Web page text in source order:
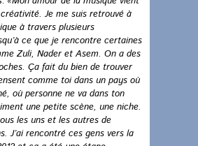
créativité. Je me suis retrouvé à
à travers plusieurs
ce que je rencontre certaines
Zuli, Nader et Asem. On a des
Ça fait du bien de trouver
comme toi dans un pays où
où personne ne va dans ton
une petite scène, une niche.
les uns et les autres de
J’ai rencontré ces gens vers la